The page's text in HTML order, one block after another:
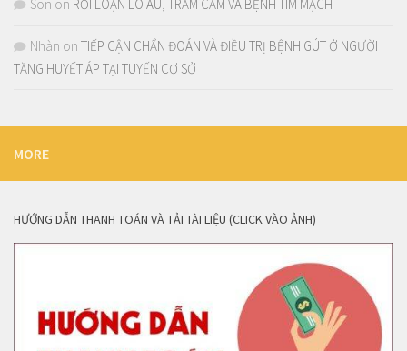
Son on RỐI LOẠN LO ÂU, TRẦM CẢM VÀ BỆNH TIM MẠCH
Nhàn on TIẾP CẬN CHẨN ĐOÁN VÀ ĐIỀU TRỊ BỆNH GÚT Ở NGƯỜI
TĂNG HUYẾT ÁP TẠI TUYẾN CƠ SỞ
MORE
HƯỚNG DẪN THANH TOÁN VÀ TẢI TÀI LIỆU (CLICK VÀO ẢNH)